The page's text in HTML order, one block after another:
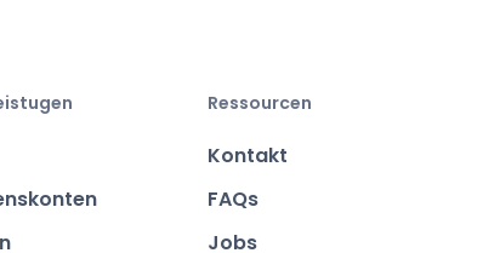
Ressourcen
Kontakt
FAQs
Jobs